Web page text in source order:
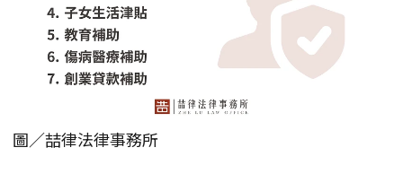
圖／喆律法律事務所